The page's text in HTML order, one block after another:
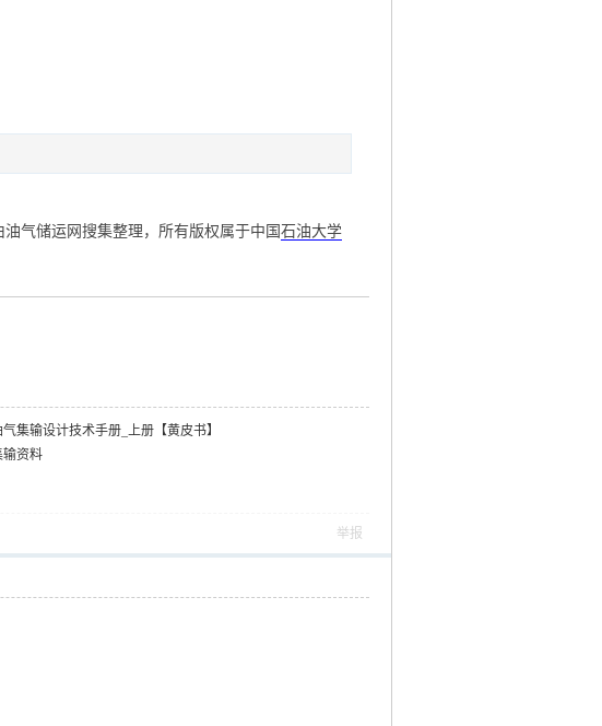
气储运网搜集整理，所有版权属于中国石油大学
集输设计技术手册_上册【黄皮书】
输资料
举报